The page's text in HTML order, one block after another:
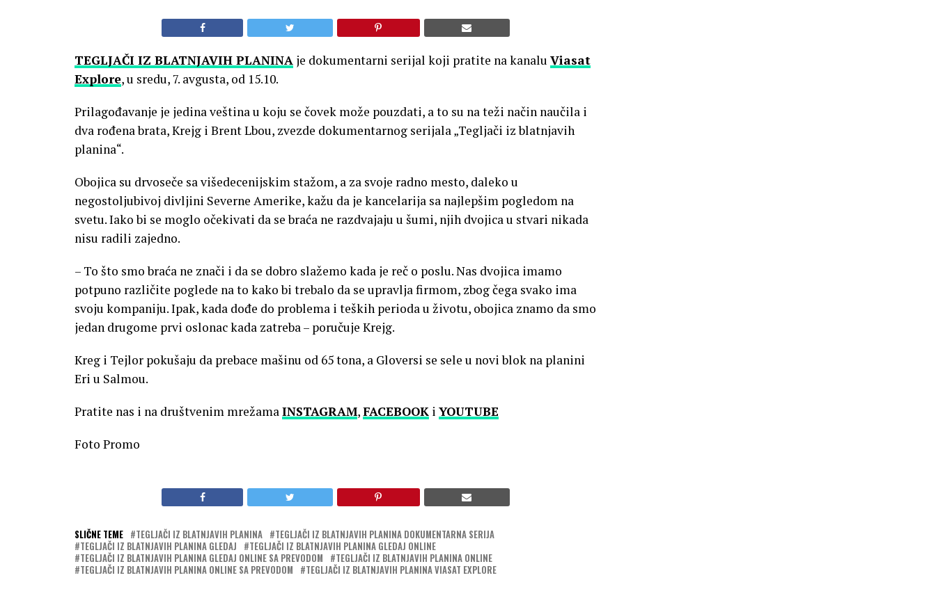
TEGLJAČI IZ BLATNJAVIH PLANINA je dokumentarni serijal koji pratite na kanalu Viasat
Explore, u sredu, 7. avgusta, od 15.10.
Prilagođavanje je jedina veština u koju se čovek može pouzdati, a to su na teži način naučila i
dva rođena brata, Krejg i Brent Lbou, zvezde dokumentarnog serijala „Tegljači iz blatnjavih
planina“.
Obojica su drvoseče sa višedecenijskim stažom, a za svoje radno mesto, daleko u
negostoljubivoj divljini Severne Amerike, kažu da je kancelarija sa najlepšim pogledom na
svetu. Iako bi se moglo očekivati da se braća ne razdvajaju u šumi, njih dvojica u stvari nikada
nisu radili zajedno.
– To što smo braća ne znači i da se dobro slažemo kada je reč o poslu. Nas dvojica imamo
potpuno različite poglede na to kako bi trebalo da se upravlja firmom, zbog čega svako ima
svoju kompaniju. Ipak, kada dođe do problema i teških perioda u životu, obojica znamo da smo
jedan drugome prvi oslonac kada zatreba – poručuje Krejg.
Kreg i Tejlor pokušaju da prebace mašinu od 65 tona, a Gloversi se sele u novi blok na planini
Eri u Salmou.
Pratite nas i na društvenim mrežamaINSTAGRAM,FACEBOOK i YOUTUBE
Foto Promo
SLIČNE TEME TEGLJAČI IZ BLATNJAVIH PLANINA
TEGLJAČI IZ BLATNJAVIH PLANINA DOKUMENTARNA SERIJA
TEGLJAČI IZ BLATNJAVIH PLANINA GLEDAJ
TEGLJAČI IZ BLATNJAVIH PLANINA GLEDAJ ONLINE
TEGLJAČI IZ BLATNJAVIH PLANINA GLEDAJ ONLINE SA PREVODOM
TEGLJAČI IZ BLATNJAVIH PLANINA ONLINE
TEGLJAČI IZ BLATNJAVIH PLANINA ONLINE SA PREVODOM
TEGLJAČI IZ BLATNJAVIH PLANINA VIASAT EXPLORE